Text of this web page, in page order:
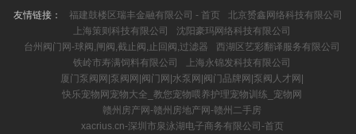
不等。如若是高品性的野生金线莲，价钱可能
高达每公斤3000元以上。而东谈主工造就的金
线莲价钱相对较低，每每在每公斤500元至
1200元之间。 影响金线莲价钱的成分包括：孕
育年限、
友情链接： 福建鼓楼区瑞丰金融有限公司 - 首页
北京赟鑫网络科技有限公司
上海策则科技有限公司
沈阳豪玛网络科技有限公司
台州阀门网-球阀,闸阀,截止阀,止回阀,过滤器
西湖区艺彩翻译服务有限公司
铁岭市寿满饲料有限公司
上海永锦发科技有限公司
厦门泵阀网|泵阀网|阀门网|水泵网|阀门品牌网|泵阀人才网|
快乐宠物网宠物大全_教您宠物喂养护理宠物训练_宠物网
赣州房产网-赣州房地产网-赣州二手房
xacrius.cn-深圳市泉泳湖电子商务有限公司-首页